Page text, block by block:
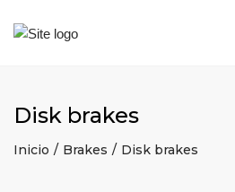
Disk brakes
Inicio Brakes Disk brakes